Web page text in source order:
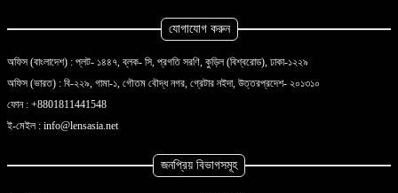
যোগাযোগ করুন
অফিস (বাংলাদেশ) : প্লট- ১৪৪৭, ব্লক- সি, প্রগতি সরণি, কুড়িল (বিশ্বরোড), ঢাকা-১২২৯
অফিস (ভারত) : বি-২২৯, গামা-১, গৌতম বৌদ্ধ নগর, গ্রেটার নইদা, উত্তরপ্রদেশ- ২০১৩১০
ফোন : +8801811441548
ই-মেইল : info@lensasia.net
জনপ্রিয় বিভাগসমূহ